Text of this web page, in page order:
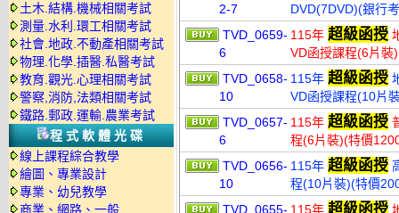
土木.結構.機械相關考試
測量.水利.環工相關考試
社會.地政.不動產相關考試
物理.化學.插醫.私醫考試
教育.觀光.心理相關考試
警察,消防,法類相關考試
鐵路.郵政.運輸.農業考試
程式軟體光碟
線上課程綜合教學
繪圖、專業設計
專業、幼兒教學
商業、網路、一般
2-7
DVD(7DVD)(銀行
TVD_0659-
6
115年 超級函授
VD函授課程(6片裝
TVD_0658-
10
115年 超級函授
VD函授課程(10片
TVD_0657-
6
115年 超級函授
程(6片裝)(特價
TVD_0656-
10
115年 超級函授
程(10片裝)(特價
TVD_0655- 115年 超級函授